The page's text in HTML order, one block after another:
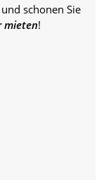
schonen Sie
mieten!